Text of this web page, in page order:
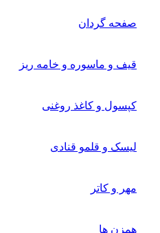
صفحه گردان
قیف و ماسوره و خامه ریز
کپسول و کاغذ روغنی
لیسک و قلمو قنادی
مهر و کاتر
همزن ها